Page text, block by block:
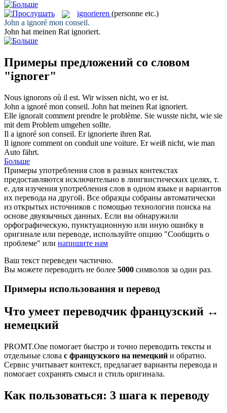
ignorieren (personne etc.)
John a ignoré mon conseil.
John hat meinen Rat ignoriert.
Примеры предложений со словом
"ignorer"
Nous ignorons où il est. Wirwissen nicht, wo er ist.
John a ignoré mon conseil. John hat meinen Rat ignoriert.
Elle ignorait comment prendre le problème. Sie wusste nicht, wie sie
mit dem Problem umgehen sollte.
Il a ignoré son conseil. Erignorierte ihren Rat.
Il ignore comment on conduit une voiture. Erweiß nicht, wie man
Auto fährt.
Больше
Примеры употребления слов в разных контекстах
предоставляются исключительно в лингвистических целях, т.
е. для изучения употребления слов в одном языке и вариантов
их перевода на другой. Все образцы собраны автоматически
из открытых источников с помощью технологии поиска на
основе двуязычных данных. Если вы обнаружили
орфографическую, пунктуационную или иную ошибку в
оригинале или переводе, используйте опцию "Сообщить о
проблеме" или напишите нам
Ваш текст переведен частично.
Вы можете переводить не более 5000 символов за один раз.
Примеры использования и перевод
Что умеет переводчик французский ↔
немецкий
PROMT.One помогает быстро и точно переводить тексты и
отдельные слова с французского на немецкий и обратно.
Сервис учитывает контекст, предлагает варианты перевода и
помогает сохранять смысл и стиль оригинала.
Как пользоваться: 3 шага к переводу